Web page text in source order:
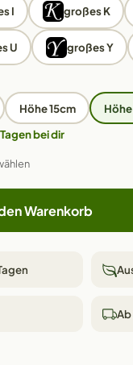
I großes K
U großes Y
Höhe 15cm
bei dir
Warenkorb